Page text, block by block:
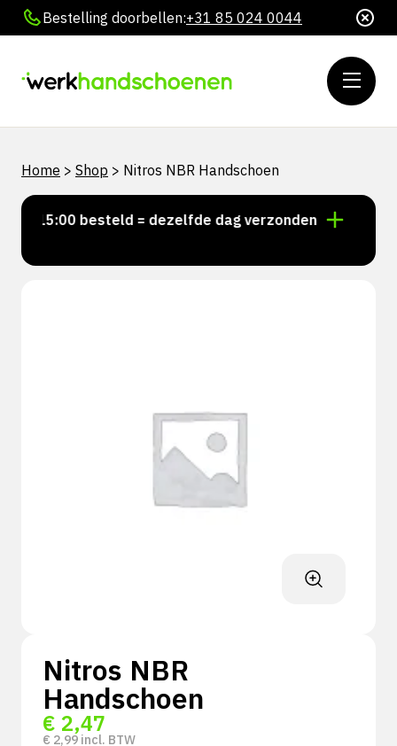
Bestelling doorbellen:+31 85 024 0044
Home > Shop > Nitros NBR Handschoen
15:00 besteld = dezelfde dag verzonden
Nitros NBR
Handschoen
€ 2,47
€ 2,99 incl. BTW